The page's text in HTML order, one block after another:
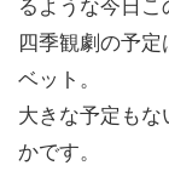
るような今日こ
四季観劇の予
ベット。
大きな予定も
かです。